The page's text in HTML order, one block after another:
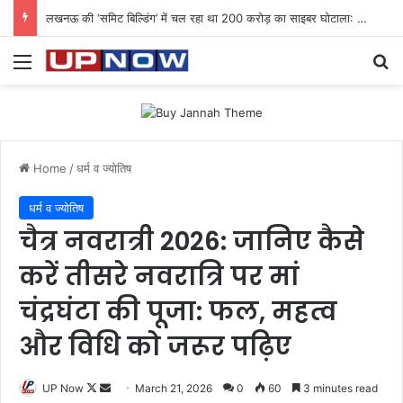
लखनऊ की ‘समिट बिल्डिंग’ में चल रहा था 200 करोड़ का साइबर घोटाला: 40 युवतियों समेत 119 गिरफ्तार
Menu
Home /धर्म व ज्योतिष
धर्म व ज्योतिष
चैत्र नवरात्री 2026: जानिए कैसे
करें तीसरे नवरात्रि पर मां
चंद्रघंटा की पूजा: फल, महत्व
और विधि को जरूर पढ़िए
UP Now
Follow
Send March 21, 2026 0 60 3 minutes read